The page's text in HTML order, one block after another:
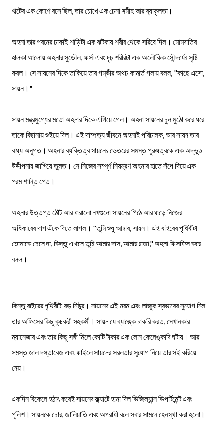
খাটের এক কোণে বসে ছিল, তার চোখে এক চেনা সমীহ আর ব্যাকুলতা।
অহনা তার পরনের ঢাকাই শাড়িটা এক ঝটকায় শরীর থেকে সরিয়ে দিল। মোমবাতির
হালকা আলোয় অহনার সুডৌল, ফর্সা এবং দৃঢ় শরীরটা এক অলৌকিক সৌন্দর্যের সৃষ্টি
করল। সে সায়নের দিকে তাকিয়ে তার গম্ভীর অথচ কামার্ত গলায় বলল, "কাছে এসো,
সায়ন।"
সায়ন মন্ত্রমুগ্ধের মতো অহনার দিকে এগিয়ে গেল। অহনা সায়নের চুল মুঠো করে ধরে
তাকে বিছানায় শুইয়ে দিল। এই দাম্পত্য জীবনে অহনাই পরিচালক, আর সায়ন তার
বাধ্য অনুগত। অহনার ব্যক্তিত্ব সায়নের ভেতরের সমস্ত পুরুষত্বকে এক অদ্ভুত
উদ্দীপনায় জাগিয়ে তুলত। সে নিজের সম্পূর্ণ নিয়ন্ত্রণ অহনার হাতে সঁপে দিয়ে এক
পরম শান্তি পেত।
অহনার উত্তপ্ত ঠোঁট আর ধারালো নখগুলো সায়নের পিঠে আর ঘাড়ে নিজের
অধিকারের দাগ এঁকে দিতে লাগল। "তুমি শুধু আমার, সায়ন। এই বাইরের পৃথিবীটা
তোমাকে চেনে না, কিন্তু এখানে তুমি আমার দাস, আমার রাজা," অহনা ফিসফিস করে
বলল।
কিন্তু বাইরের পৃথিবীটা বড় নিষ্ঠুর। সায়নের এই নরম এবং লাজুক স্বভাবের সুযোগ নিল
তার অফিসের কিছু কুচক্রী সহকর্মী। সায়ন যে ব্যাঙ্কে চাকরি করত, সেখানকার
ম্যানেজার এবং তার কিছু সঙ্গী মিলে কোটি টাকার এক লোন কেলেঙ্কারি ঘটায়। আর
সমস্ত জাল দস্তাবেজ এবং ফাইলে সায়নের সরলতার সুযোগ নিয়ে তার সই করিয়ে
নেয়।
একদিন বিকেলে হঠাৎ করেই সায়নের ফ্ল্যাটে হানা দিল ভিজিল্যান্স ডিপার্টমেন্ট এবং
পুলিশ। সায়নকে চোর, জালিয়াতি এবং অপরাধী বলে সবার সামনে হেনস্থা করা হলো।